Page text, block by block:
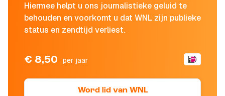
Hiermee helpt u ons journalistieke geluid te
behouden en voorkomt u dat WNL zijn publieke
status en zendtijd verliest.
€ 8,50 per jaar
Word lid van WNL